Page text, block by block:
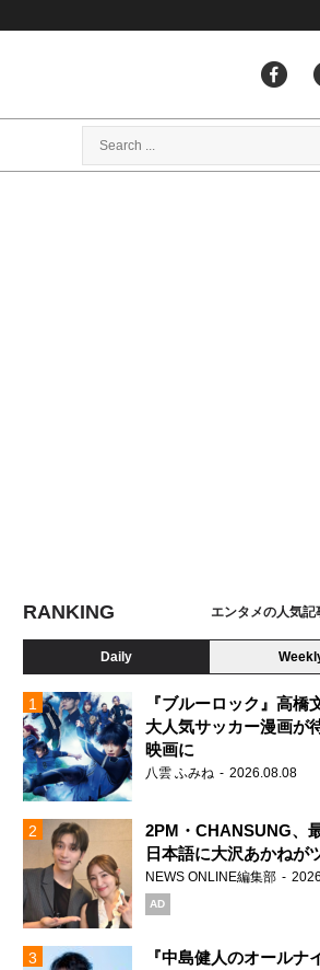
RANKING エンタメの人気
Daily
『ブルーロック』高橋
大人気サッカー漫画が
映画に
八雲 ふみね 2026.08.08
2PM・CHANSUNG、
日本語に大沢あかねが
NEWS ONLINE編集部
AD
『中島健人のオールナ